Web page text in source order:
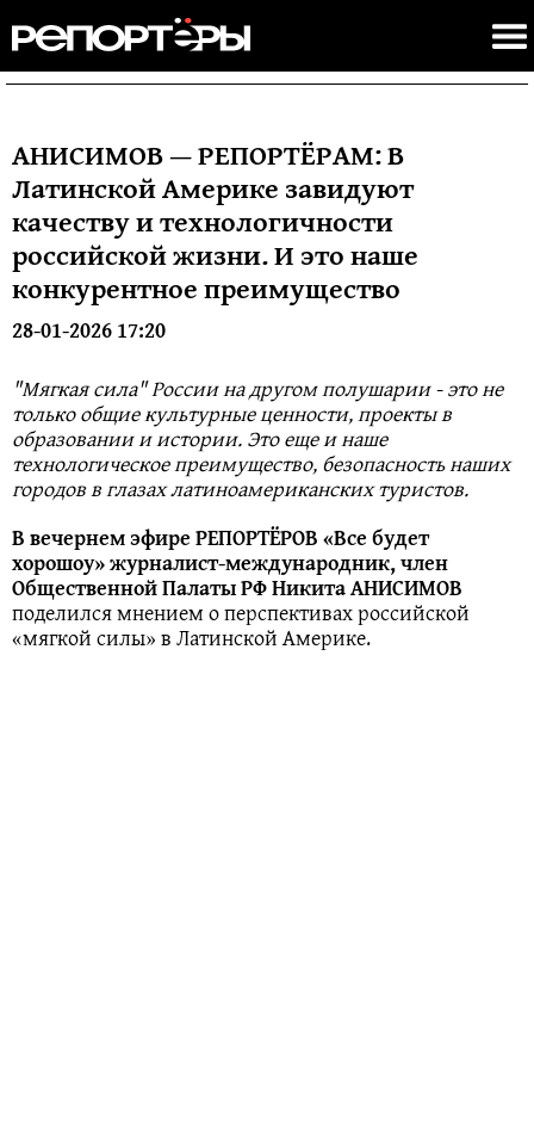
АНИСИМОВ — РЕПОРТЁРАМ: В
Латинской Америке завидуют
качеству и технологичности
российской жизни. И это наше
конкурентное преимущество
28-01-2026 17:20
"Мягкая сила" России на другом полушарии - это не
только общие культурные ценности, проекты в
образовании и истории. Это еще и наше
технологическое преимущество, безопасность наших
городов в глазах латиноамериканских туристов.
В вечернем эфире РЕПОРТЁРОВ «Все будет
хорошоу» журналист-международник, член
Общественной Палаты РФ Никита АНИСИМОВ
поделился мнением о перспективах российской
«мягкой силы» в Латинской Америке.